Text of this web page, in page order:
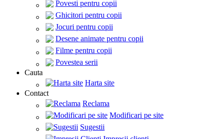
Povesti pentru copii
Ghicitori pentru copii
Jocuri pentru copii
Desene animate pentru copii
Filme pentru copii
Povestea serii
Cauta
Harta site
Contact
Reclama
Modificari pe site
Sugestii